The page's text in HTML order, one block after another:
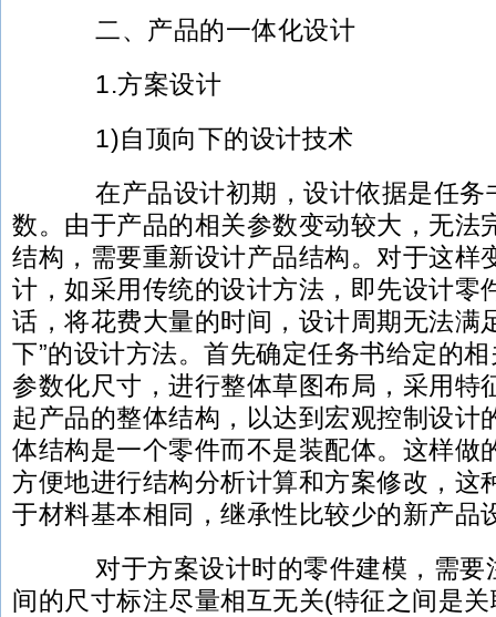
二、产品的一体化设计
1.方案设计
1)自顶向下的设计技术
在产品设计初期，设计依据是任务
数。由于产品的相关参数变动较大，无法
结构，需要重新设计产品结构。对于这样
计，如采用传统的设计方法，即先设计零
话，将花费大量的时间，设计周期无法满
下”的设计方法。首先确定任务书给定的
参数化尺寸，进行整体草图布局，采用特
起产品的整体结构，以达到宏观控制设计
体结构是一个零件而不是装配体。这样做
方便地进行结构分析计算和方案修改，这
于材料基本相同，继承性比较少的新产品
对于方案设计时的零件建模，需要
间的尺寸标注尽量相互无关(特征之间是